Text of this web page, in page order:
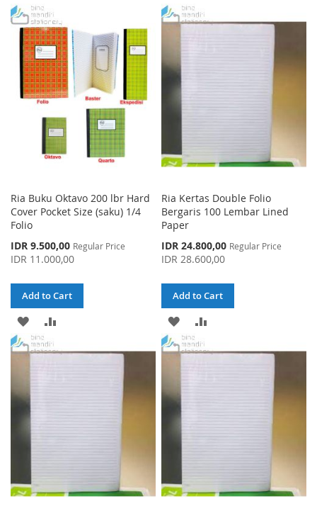
TO
WISH
LIST
COMPARE
TO
LIST
Ria Buku Oktavo 200 lbr Hard
Cover Pocket Size (saku) 1/4
Folio
Special
Price
IDR 9.500,00 Regular Price
IDR 11.000,00
Add to Cart
ADD
TO
LIST
Ria Kertas Double Folio
Bergaris 100 Lembar Lined
Paper
Special
Price
IDR 24.800,00 Regular Price
IDR 28.600,00
Add to Cart
ADD
TO
LIST